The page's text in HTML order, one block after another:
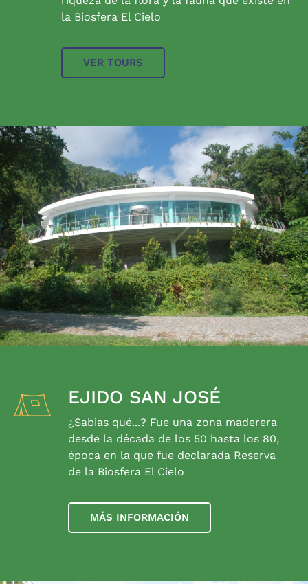
la Biosfera El Cielo
VER TOURS
EJIDO SAN JOSÉ
¿Sabias qué...? Fue una zona maderera
desde la década de los 50 hasta los 80,
época en la que fue declarada Reserva
de la Biosfera El Cielo
MÁS INFORMACIÓN